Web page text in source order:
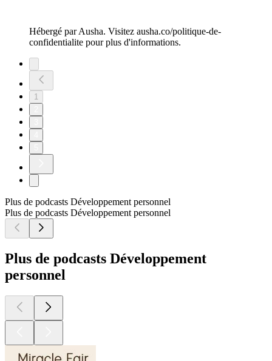
Hébergé par Ausha. Visitez ausha.co/politique-de-
confidentialite pour plus d'informations.
1
Plus de podcasts Développement personnel
Plus de podcasts Développement personnel
Plus de podcasts Développement
personnel